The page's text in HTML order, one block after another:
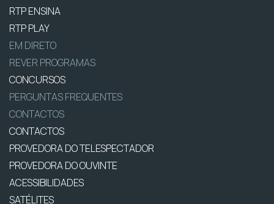
RTP ENSINA
RTP PLAY
EM DIRETO
REVER PROGRAMAS
CONCURSOS
PERGUNTAS FREQUENTES
CONTACTOS
CONTACTOS
PROVEDORA DO TELESPECTADOR
PROVEDORA DO OUVINTE
ACESSIBILIDADES
SATÉLITES